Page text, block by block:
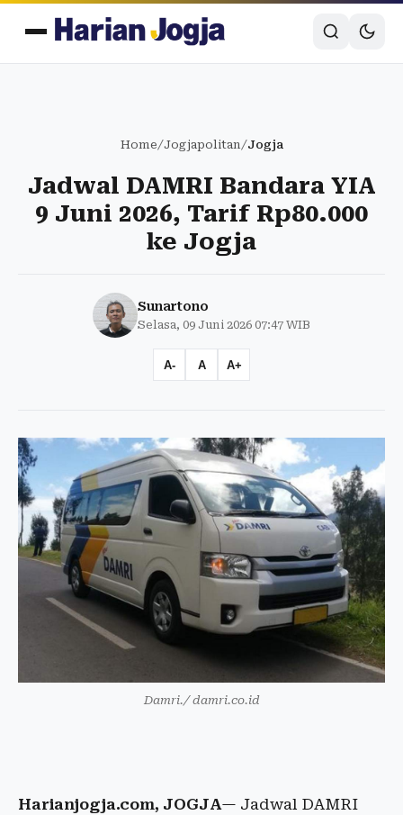
Home/Jogjapolitan/Jogja
Jadwal DAMRI Bandara YIA
9 Juni 2026, Tarif Rp80.000
ke Jogja
Sunartono
Selasa, 09 Juni 2026 07:47 WIB
A- A A+
Damri./ damri.co.id
Harianjogja.com, JOGJA— Jadwal DAMRI